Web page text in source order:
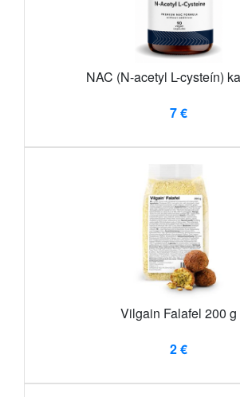
NAC (N-acetyl L-cysteín)
7 €
Vilgain Falafel 200 g
2 €